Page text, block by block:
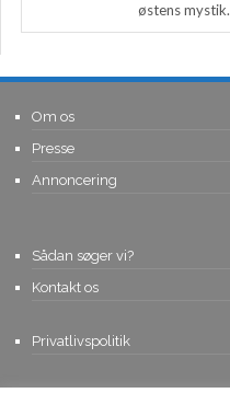
østens mystik.
Om os
Presse
Annoncering
Sådan søger vi?
Kontakt os
Privatlivspolitik